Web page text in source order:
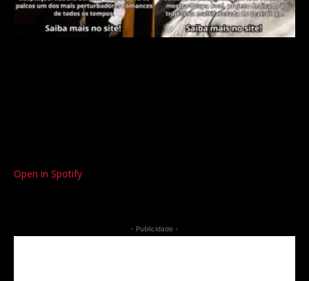
Open in Spotify
- Publicidade -